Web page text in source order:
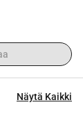
on
akkujen
Näytä Kaikki